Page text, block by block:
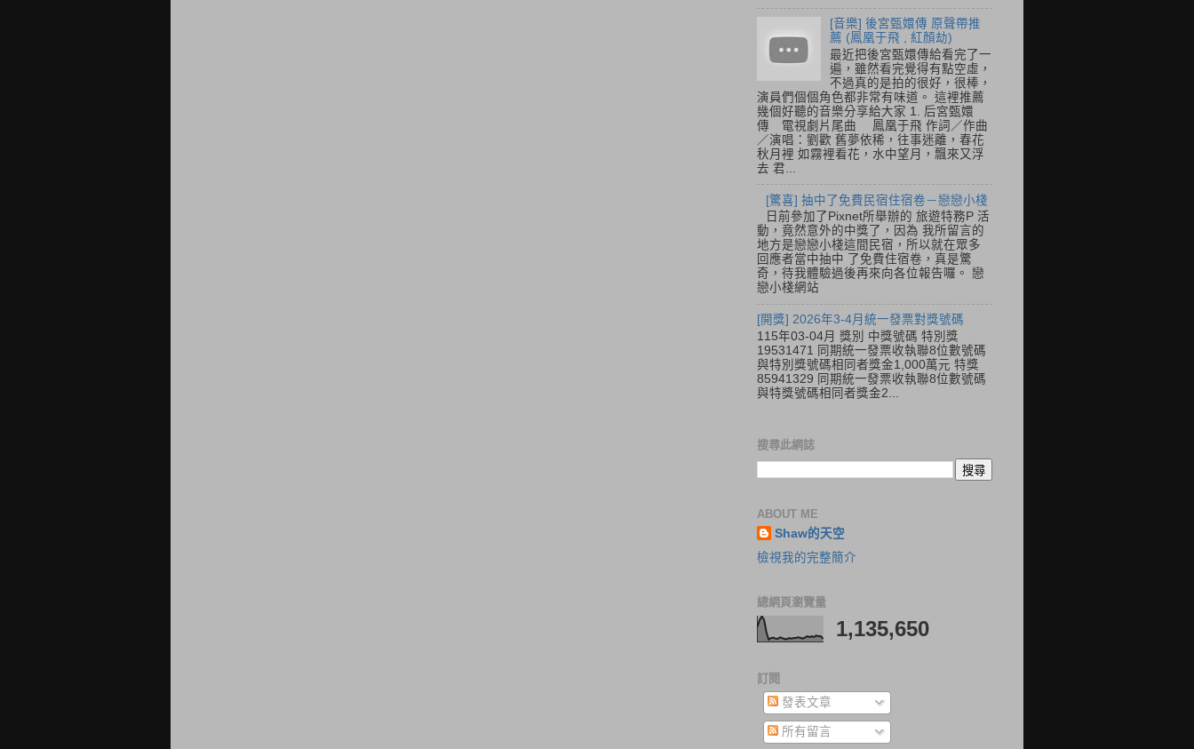
[音樂] 後宮甄嬛傳 原聲帶推
薦 (鳳凰于飛 , 紅顏劫)
最近把後宮甄嬛傳給看完了一
遍，雖然看完覺得有點空虛，
不過真的是拍的很好，很棒，
演員們個個角色都非常有味道。 這裡推薦
幾個好聽的音樂分享給大家 1. 后宮甄嬛
傳 電視劇片尾曲 鳳凰于飛 作詞／作曲
／演唱：劉歡 舊夢依稀，往事迷離，春花
秋月裡 如霧裡看花，水中望月，飄來又浮
去 君...
[驚喜] 抽中了免費民宿住宿卷－戀戀小棧
日前參加了Pixnet所舉辦的 旅遊特務P 活
動，竟然意外的中獎了，因為 我所留言的
地方是戀戀小棧這間民宿，所以就在眾多
回應者當中抽中 了免費住宿卷，真是驚
奇，待我體驗過後再來向各位報告囉。 戀
戀小棧網站
[開獎] 2026年3-4月統一發票對獎號碼
115年03-04月 獎別 中獎號碼 特別獎
19531471 同期統一發票收執聯8位數號碼
與特別獎號碼相同者獎金1,000萬元 特獎
85941329 同期統一發票收執聯8位數號碼
與特獎號碼相同者獎金2...
搜尋此網誌
ABOUT ME
Shaw的天空
檢視我的完整簡介
總網頁瀏覽量
1,135,650
訂閱
發表文章
所有留言